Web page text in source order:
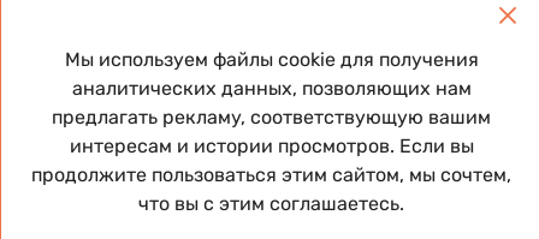
Каталог
NEW
Бренды
О нас
GIFT CARD
Рутина
Консультация косметолога
Система лояльности
Мы используем файлы cookie для получения
аналитических данных, позволяющих нам
предлагать рекламу, соответствующую вашим
интересам и истории просмотров. Если вы
продолжите пользоваться этим сайтом, мы сочтем,
что вы с этим соглашаетесь.